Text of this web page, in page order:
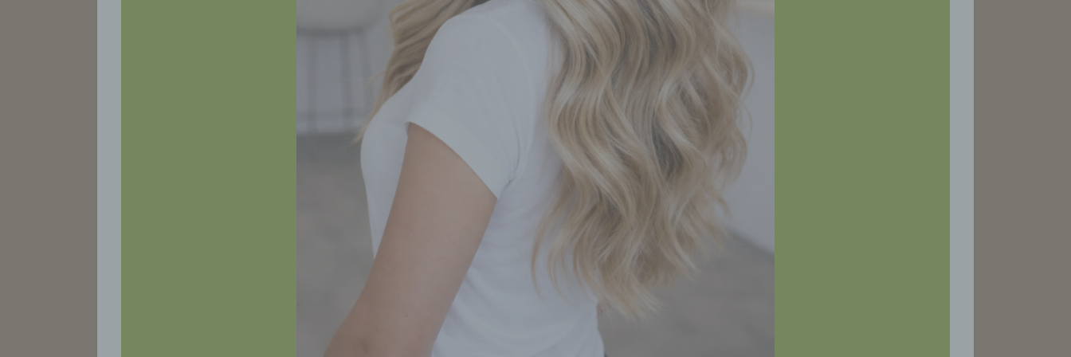
sozialen Identität dieser natürlichen Person sind, identifiziert werden kann.
b) betroffene Person
Betroffene Person ist jede identifizierte oder identifizierbare natürliche Person,
deren personenbezogene Daten von dem für die Verarbeitung Verantwortlichen
verarbeitet werden.
c) Verarbeitung
Verarbeitung ist jeder mit oder ohne Hilfe automatisierter Verfahren ausgeführte
Vorgang oder jede solche Vorgangsreihe im Zusammenhang mit
personenbezogenen Daten wie das Erheben, das Erfassen, die Organisation,
das Ordnen, die Speicherung, die Anpassung oder Veränderung, das Auslesen,
das Abfragen, die Verwendung, die Offenlegung durch Übermittlung, Verbreitung
oder eine andere Form der Bereitstellung, den Abgleich oder die Verknüpfung,
die Einschränkung, das Löschen oder die Vernichtung.
d) Einschränkung der Verarbeitung
Einschränkung der Verarbeitung ist die Markierung gespeicherter
personenbezogener Daten mit dem Ziel, ihre künftige Verarbeitung